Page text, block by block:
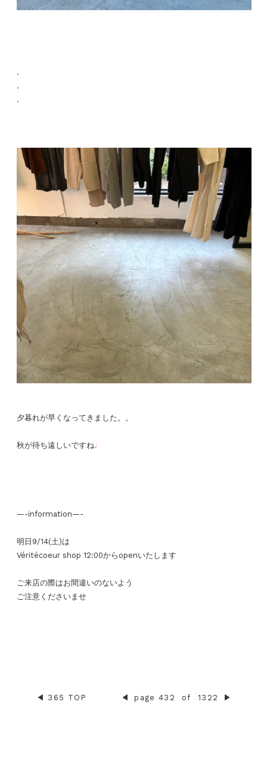
.
.
.
夕暮れが早くなってきました。。
秋が待ち遠しいですね♩
—-information—-
明日9/14(土)は
Véritécoeur shop 12:00からopenいたします
ご来店の際はお間違いのないよう
ご注意くださいませ
◀︎ 365 TOP ◀︎ page 432 of 1322 ▶︎